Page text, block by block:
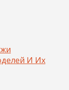
И Их